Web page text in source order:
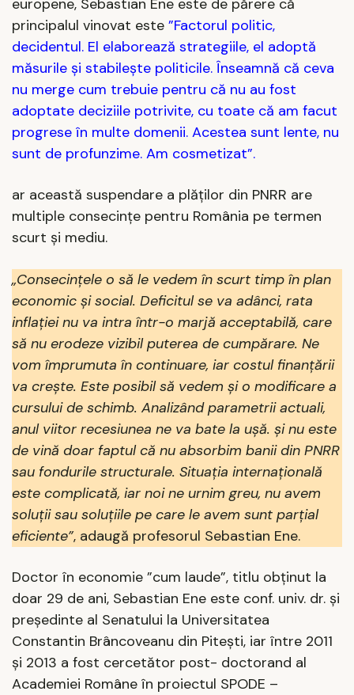
principalul vinovat este ”Factorul politic,
decidentul. El elaborează strategiile, el adoptă
măsurile și stabilește politicile. Înseamnă că ceva
nu merge cum trebuie pentru că nu au fost
adoptate deciziile potrivite, cu toate că am facut
progrese în multe domenii. Acestea sunt lente, nu
sunt de profunzime. Am cosmetizat”.
ar această suspendare a plăților din PNRR are
multiple consecințe pentru România pe termen
scurt și mediu.
„Consecințele o să le vedem în scurt timp în plan
economic și social. Deficitul se va adânci, rata
inflației nu va intra într-o marjă acceptabilă, care
să nu erodeze vizibil puterea de cumpărare. Ne
vom împrumuta în continuare, iar costul finanțării
va crește. Este posibil să vedem și o modificare a
cursului de schimb. Analizând parametrii actuali,
anul viitor recesiunea ne va bate la ușă. și nu este
de vină doar faptul că nu absorbim banii din PNRR
sau fondurile structurale. Situația internațională
este complicată, iar noi ne urnim greu, nu avem
soluții sau soluțiile pe care le avem sunt parțial
eficiente”, adaugă profesorul Sebastian Ene.
Doctor în economie ”cum laude”, titlu obținut la
doar 29 de ani, Sebastian Ene este conf. univ. dr. şi
președinte al Senatului la Universitatea
Constantin Brâncoveanu din Piteşti, iar între 2011
şi 2013 a fost cercetător post- doctorand al
Academiei Române în proiectul SPODE –